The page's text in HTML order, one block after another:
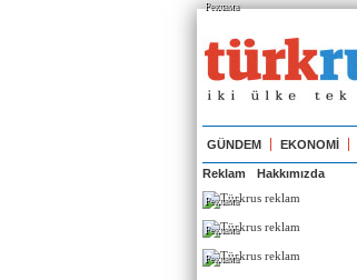
Реклама
GÜNDEM EKONOMİ
Reklam Hakkımızda
Реклама
Реклама
Реклама